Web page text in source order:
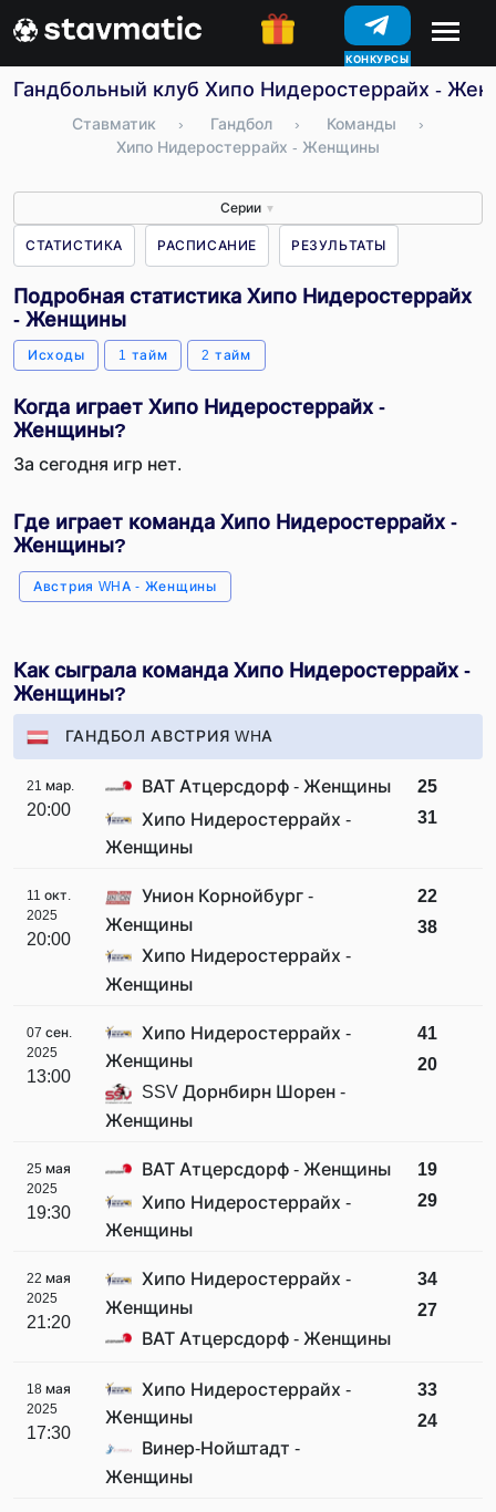
КОНКУРСЫ
Гандбольный клуб Хипо Нидеростеррайх -
Ставматик › Гандбол › Команды
›
Хипо Нидеростеррайх - Женщины
Серии ▼
СТАТИСТИКА РАСПИСАНИЕ РЕЗУЛЬТАТЫ
Подробная статистика Хипо Нидеростеррайх
- Женщины
Исходы 1 тайм 2 тайм
Когда играет Хипо Нидеростеррайх -
Женщины?
За сегодня игр нет.
Где играет команда Хипо Нидеростеррайх -
Женщины?
Австрия WHA - Женщины
Как сыграла команда Хипо Нидеростеррайх -
Женщины?
ГАНДБОЛ АВСТРИЯ WHA
21 мар.
20:00
ВАТ Атцерсдорф - Женщины
Хипо Нидеростеррайх -
Женщины
25
31
11 окт.
2025
20:00
Унион Корнойбург -
Женщины
Хипо Нидеростеррайх -
Женщины
22
38
07 сен.
2025
13:00
Хипо Нидеростеррайх -
Женщины
SSV Дорнбирн Шорен -
Женщины
41
20
25 мая
2025
19:30
ВАТ Атцерсдорф - Женщины
Хипо Нидеростеррайх -
Женщины
19
29
22 мая
2025
21:20
Хипо Нидеростеррайх -
Женщины
ВАТ Атцерсдорф - Женщины
34
27
18 мая
2025
17:30
Хипо Нидеростеррайх -
Женщины
Винер-Нойштадт -
Женщины
33
24